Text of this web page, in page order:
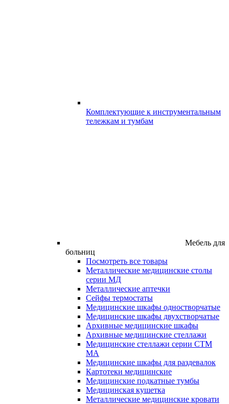
Комплектующие к инструментальным
тележкам и тумбам
Мебель для
больниц
Посмотреть все товары
Металлические медицинские столы
серии МД
Металлические аптечки
Сейфы термостаты
Медицинские шкафы одностворчатые
Медицинские шкафы двухстворчатые
Архивные медицинские шкафы
Архивные медицинские стеллажи
Медицинские стеллажи серии СТМ
МА
Медицинские шкафы для раздевалок
Картотеки медицинские
Медицинские подкатные тумбы
Медицинская кушетка
Металлические медицинские кровати